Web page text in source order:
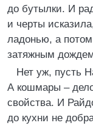
до бутылки. И
и черты
ладонью, а
затяжным
Нет уж, пусть
А кошмары –
свойства. И
до кухни не